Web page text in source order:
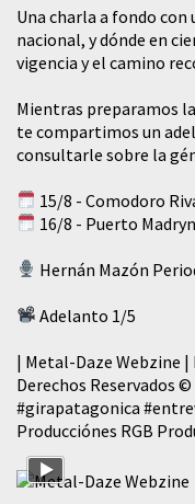
​Una charla a fondo
nacional, y dónde en
vigencia y el camino
Mientras preparamos
te compartimos un
consultarle sobre la
15/8 - Comodoro
16/8 - Puerto
Hernán Mazón
Adelanto 1/5
| Metal-Daze Webzine
Derechos Reservados ©
#girapatagonica
Producciónes RGB